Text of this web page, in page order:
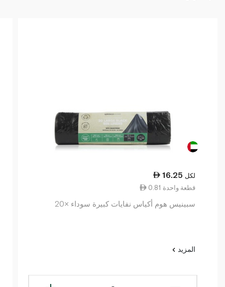
16.25 لكل
0.81 قطعة واحدة
سبينيس هوم أكياس نفايات كبيرة سوداء ×20
المزيد